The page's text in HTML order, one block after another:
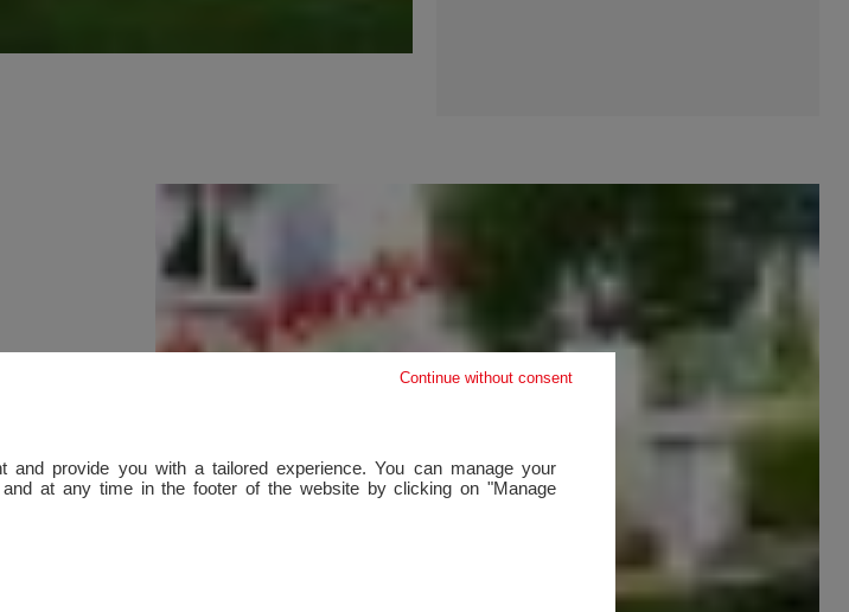
Continue without consent
and provide you with a tailored experience. You can manage your
at any time in the footer of the website by clicking on "Manage